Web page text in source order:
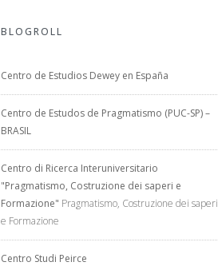
BLOGROLL
Centro de Estudios Dewey en España
Centro de Estudos de Pragmatismo (PUC-SP) –
BRASIL
Centro di Ricerca Interuniversitario
"Pragmatismo, Costruzione dei saperi e
Formazione" Pragmatismo, Costruzione dei saperi
e Formazione
Centro Studi Peirce